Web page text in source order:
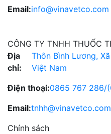
Email:info@vinavetco.com
CÔNG TY TNHH THUỐC
Địa
chỉ:
Thôn Bình Lương,
Việt Nam
Điện thoại:0865 767 286/
Email:tnhh@vinavetco.com
Chính sách